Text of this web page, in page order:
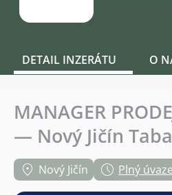
DETAIL INZERÁTU O
MANAGER
— Nový Jičín
Nový Jičín Plný